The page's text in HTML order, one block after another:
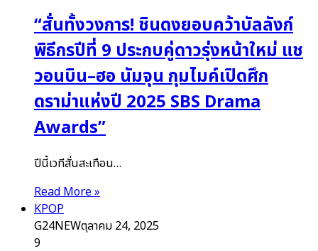
“สั่นทั้งวงการ! ชินดงยอบคว้าบัลลังก์
พิธีกรปีที่ 9 ประกบคู่ดาวรุ่งหน้าใหม่ แช
วอนบิน–ฮอ นัมจุน กุมไมค์เปิดศึก
ดราม่าแห่งปี 2025 SBS Drama
Awards”
ปีนี้เวทีสั่นสะเทือน…
Read More »
KPOP
G24NEWตุลาคม 24, 2025
9